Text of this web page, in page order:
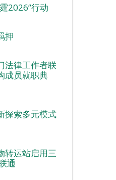
2026”行动
押
法律工作者联
成员就职典
探索多元模式
转运站启用三
通